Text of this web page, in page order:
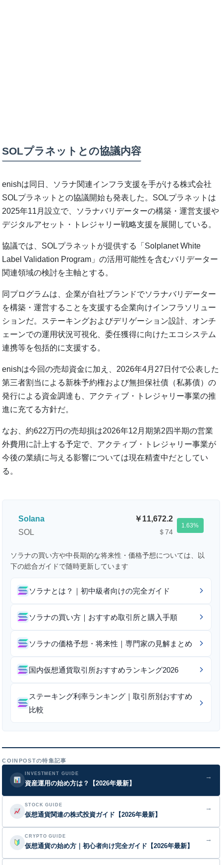
SOLプラネットとの協議内容
enishは同日、ソラナ関連インフラ支援を手がける株式会社
SOLプラネットとの協議開始も発表した。SOLプラネットは
2025年11月設立で、ソラナバリデーターの構築・運営支援や
デジタルアセット・トレジャリー戦略支援を展開している。
協議では、SOLプラネットが提供する「Solplanet White
Label Validation Program」の活用可能性を含むバリデーター
関連領域の検討を主軸とする。
同プログラムは、企業が自社ブランドでソラナバリデーター
を構築・運営することを支援する企業向けインフラソリュー
ションだ。ステーキングおよびデリゲーション設計、オンチ
ェーンでの運用状況可視化、委任獲得に向けたエコシステム
連携等を包括的に支援する。
enishは今回の売却資金に加え、2026年4月27日付で公表した
第三者割当による新株予約権および無担保社債（私募債）の
発行による資金調達も、アクティブ・トレジャリー事業の推
進に充てる方針だ。
なお、約622万円の売却損は2026年12月期第2四半期の営業
外費用に計上する予定で、アクティブ・トレジャリー事業が
今後の業績に与える影響については現在精査中だとしてい
る。
Solana
SOL
11,672.2
＄74
1.63
ソラナの買い方や中長期的な将来性・価格予想については、以
下の総合ガイドで随時更新しています
ソラナとは？｜初中級者向けの完全ガイド
ソラナの買い方｜おすすめ取引所と購入手順
ソラナの価格予想・将来性｜専門家の見解まとめ
国内仮想通貨取引所おすすめランキング2026
ステーキング利率ランキング｜取引所別おすすめ
比較
COINPOSTの特集記事
INVESTMENT GUIDE
資産運用の始め方は？【2026年最新】
→
STOCK GUIDE
仮想通貨関連の株式投資ガイド【2026年最新】
→
CRYPTO GUIDE
仮想通貨の始め方｜初心者向け完全ガイド【2026年最新】
→